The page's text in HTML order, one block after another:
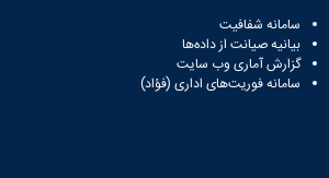
مرکز
اسناد
پایان
نامه
سامانه شفافیت
بیانیه صیانت از داده‌ها
گزارش آماری وب‌ سایت
سامانه فوریت‌های اداری (فؤاد)